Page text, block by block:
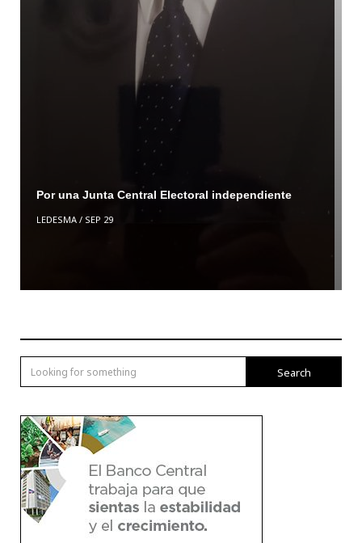
Por una Junta Central Electoral independiente
LEDESMA/ SEP 29
Search